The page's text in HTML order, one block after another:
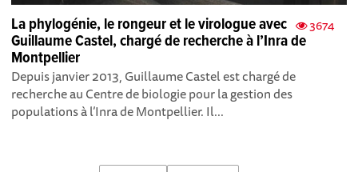
3674
La phylogénie, le rongeur et le virologue avec
Guillaume Castel, chargé de recherche à l’Inra de
Montpellier
Depuis janvier 2013, Guillaume Castel est chargé de
recherche au Centre de biologie pour la gestion des
populations à l’Inra de Montpellier. Il...